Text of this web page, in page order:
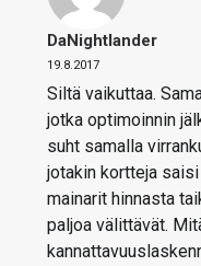
DaNightlander
19.8.2017
Siltä vaikuttaa.
jotka optimoinnin
suht samalla
jotakin kortteja
mainarit hinnasta
paljoa välittävät.